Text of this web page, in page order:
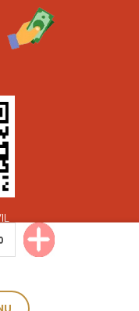
络部】